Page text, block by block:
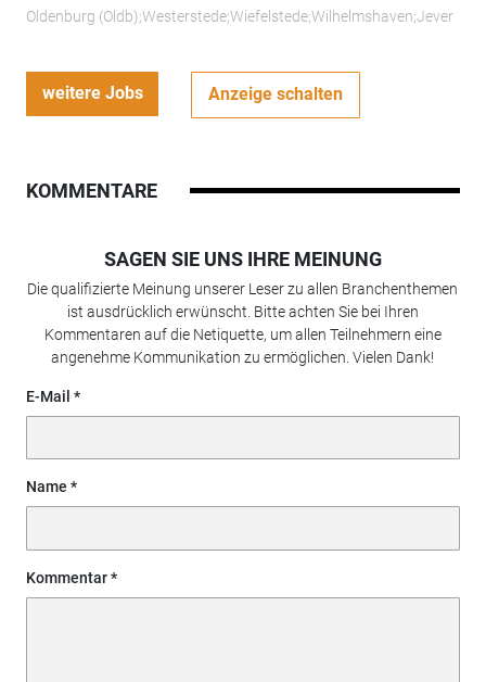
Oldenburg (Oldb);Westerstede;Wiefelstede;Wilhelmshaven;Jever
weitere Jobs Anzeige schalten
KOMMENTARE
SAGEN SIE UNS IHRE MEINUNG
Die qualifizierte Meinung unserer Leser zu allen Branchenthemen
ist ausdrücklich erwünscht. Bitte achten Sie bei Ihren
Kommentaren auf die Netiquette, um allen Teilnehmern eine
angenehme Kommunikation zu ermöglichen. Vielen Dank!
E-Mail
Name
Kommentar